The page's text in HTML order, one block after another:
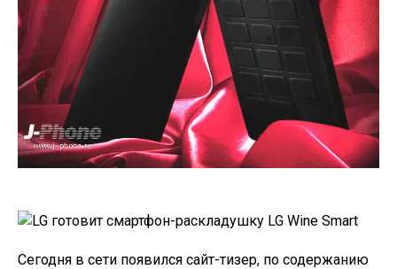
Сегодня в сети появился сайт-тизер, по содержанию